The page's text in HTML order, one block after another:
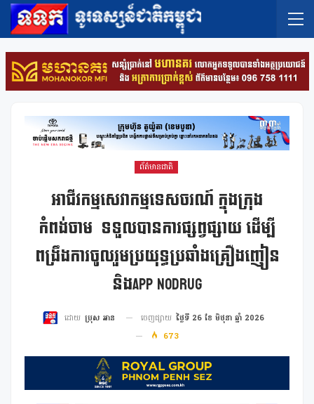
ព័ត៌មានជាតិ
អាជីវកម្មសេវាកម្មទេសចរណ៍ ក្នុងក្រុង
កំពង់ចាម ទទួលបានការផ្សព្វផ្សាយ ដើម្បី
ពង្រឹងការចូលរួមប្រយុទ្ធប្រឆាំងគ្រឿងញៀន
និងApp NoDrug
ដោយ ប្រុស អាន ចេញផ្សាយ ថ្ងៃទី 26 ខែ មិថុនា ឆ្នាំ 2026
673